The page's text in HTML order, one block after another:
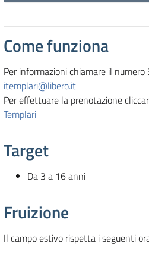
Come funziona
Per informazioni chiamare il
itemplari@libero.it
Per effettuare la prenotazione
Templari
Target
Da 3 a 16 anni
Fruizione
Il campo estivo rispetta i seguenti